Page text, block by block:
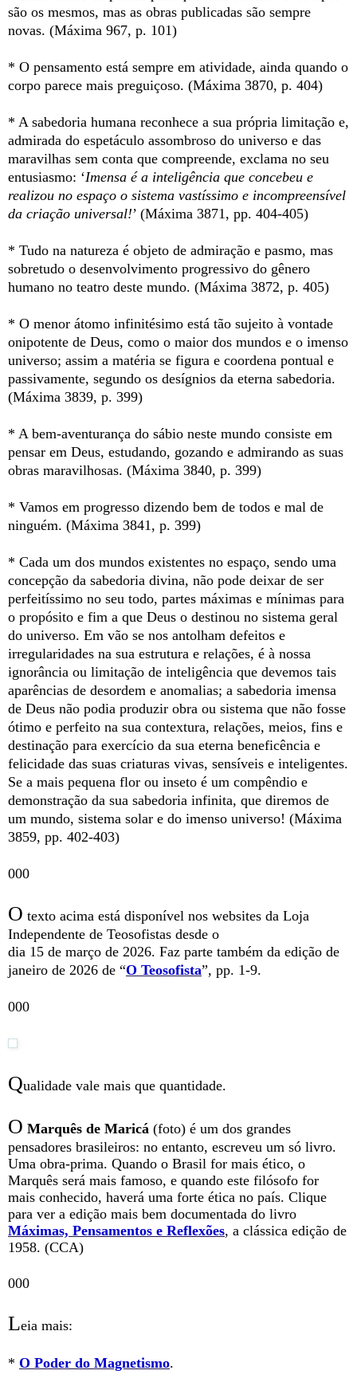
são os mesmos, mas as obras publicadas são sempre
novas. (Máxima 967, p. 101)
* O pensamento está sempre em atividade, ainda quando o
corpo parece mais preguiçoso. (Máxima 3870, p. 404)
* A sabedoria humana reconhece a sua própria limitação e,
admirada do espetáculo assombroso do universo e das
maravilhas sem conta que compreende, exclama no seu
entusiasmo: ‘Imensa é a inteligência que concebeu e
realizou no espaço o sistema vastíssimo e incompreensível
da criação universal!’ (Máxima 3871, pp. 404-405)
* Tudo na natureza é objeto de admiração e pasmo, mas
sobretudo o desenvolvimento progressivo do gênero
humano no teatro deste mundo. (Máxima 3872, p. 405)
* O menor átomo infinitésimo está tão sujeito à vontade
onipotente de Deus, como o maior dos mundos e o imenso
universo; assim a matéria se figura e coordena pontual e
passivamente, segundo os desígnios da eterna sabedoria.
(Máxima 3839, p. 399)
* A bem-aventurança do sábio neste mundo consiste em
pensar em Deus, estudando, gozando e admirando as suas
obras maravilhosas. (Máxima 3840, p. 399)
* Vamos em progresso dizendo bem de todos e mal de
ninguém. (Máxima 3841, p. 399)
* Cada um dos mundos existentes no espaço, sendo uma
concepção da sabedoria divina, não pode deixar de ser
perfeitíssimo no seu todo, partes máximas e mínimas para
o propósito e fim a que Deus o destinou no sistema geral
do universo. Em vão se nos antolham defeitos e
irregularidades na sua estrutura e relações, é à nossa
ignorância ou limitação de inteligência que devemos tais
aparências de desordem e anomalias; a sabedoria imensa
de Deus não podia produzir obra ou sistema que não fosse
ótimo e perfeito na sua contextura, relações, meios, fins e
destinação para exercício da sua eterna beneficência e
felicidade das suas criaturas vivas, sensíveis e inteligentes.
Se a mais pequena flor ou inseto é um compêndio e
demonstração da sua sabedoria infinita, que diremos de
um mundo, sistema solar e do imenso universo! (Máxima
3859, pp. 402-403)
000
O texto acima está disponível nos websites da Loja
Independente de Teosofistas desde o
dia 15 de março de 2026. Faz parte também da edição de
janeiro de 2026 de “O Teosofista”, pp. 1-9.
000
Qualidade vale mais que quantidade.
O Marquês de Maricá (foto) é um dos grandes
pensadores brasileiros: no entanto, escreveu um só livro.
Uma obra-prima. Quando o Brasil for mais ético, o
Marquês será mais famoso, e quando este filósofo for
mais conhecido, haverá uma forte ética no país. Clique
para ver a edição mais bem documentada do livro
Máximas, Pensamentos e Reflexões, a clássica edição de
1958. (CCA)
000
Leia mais:
* O Poder do Magnetismo.